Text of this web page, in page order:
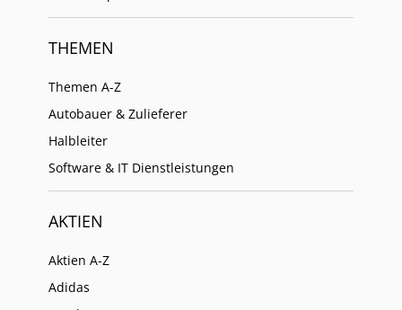
THEMEN
Themen A-Z
Autobauer & Zulieferer
Halbleiter
Software & IT Dienstleistungen
AKTIEN
Aktien A-Z
Adidas